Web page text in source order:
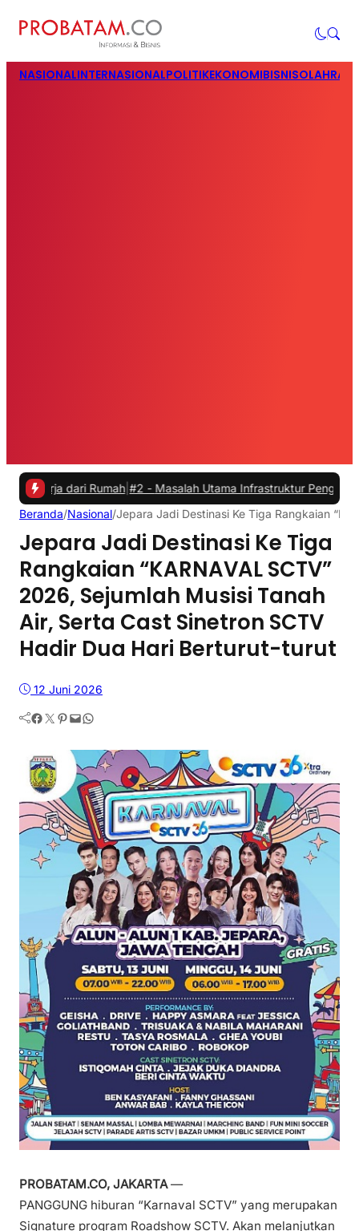
NASIONALINTERNASIONALPOLITIKEKONOMIBISNIS
Rumah|#2 - Masalah Utama Infrastruktur Pengisian Daya
Beranda/Nasional/Jepara Jadi Destinasi Ke Tiga Rangkaian
Jepara Jadi Destinasi Ke Tiga
Rangkaian “KARNAVAL SCTV”
2026, Sejumlah Musisi Tanah
Air, Serta Cast Sinetron SCTV
Hadir Dua Hari Berturut-turut
12 Juni 2026
Facebook Twitter Pinterest Mail WhatsApp
PROBATAM.CO, JAKARTA—
PANGGUNG hiburan “Karnaval SCTV” yang merupakan
Signature program Roadshow SCTV. Akan melanjutkan